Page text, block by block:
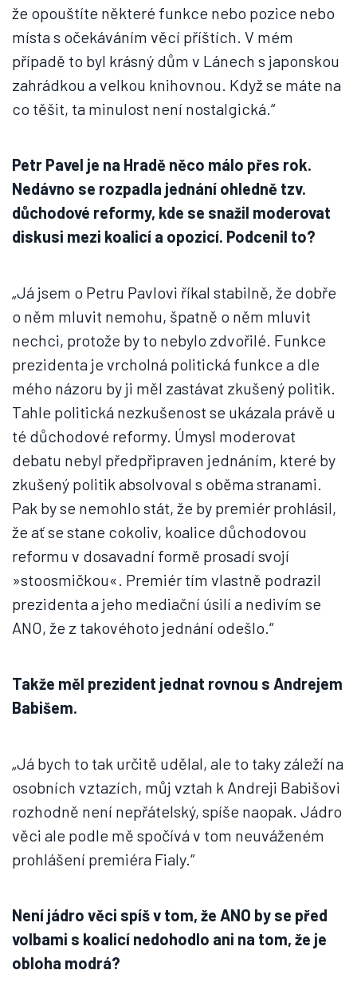
že opouštíte některé funkce nebo pozice nebo
místa s očekáváním věcí příštích. V mém
případě to byl krásný dům v Lánech s japonskou
zahrádkou a velkou knihovnou. Když se máte na
co těšit, ta minulost není nostalgická.“
Petr Pavel je na Hradě něco málo přes rok.
Nedávno se rozpadla jednání ohledně tzv.
důchodové reformy, kde se snažil moderovat
diskusi mezi koalicí a opozicí. Podcenil to?
„Já jsem o Petru Pavlovi říkal stabilně, že dobře
o něm mluvit nemohu, špatně o něm mluvit
nechci, protože by to nebylo zdvořilé. Funkce
prezidenta je vrcholná politická funkce a dle
mého názoru by ji měl zastávat zkušený politik.
Tahle politická nezkušenost se ukázala právě u
té důchodové reformy. Úmysl moderovat
debatu nebyl předpřipraven jednáním, které by
zkušený politik absolvoval s oběma stranami.
Pak by se nemohlo stát, že by premiér prohlásil,
že ať se stane cokoliv, koalice důchodovou
reformu v dosavadní formě prosadí svojí
»stoosmičkou«. Premiér tím vlastně podrazil
prezidenta a jeho mediační úsilí a nedivím se
ANO, že z takovéhoto jednání odešlo.“
Takže měl prezident jednat rovnou s Andrejem
Babišem.
„Já bych to tak určitě udělal, ale to taky záleží na
osobních vztazích, můj vztah k Andreji Babišovi
rozhodně není nepřátelský, spíše naopak. Jádro
věci ale podle mě spočívá v tom neuváženém
prohlášení premiéra Fialy.“
Není jádro věci spíš v tom, že ANO by se před
volbami s koalicí nedohodlo ani na tom, že je
obloha modrá?